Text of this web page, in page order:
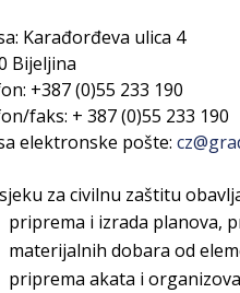
Obavještenje o zabrani
Obavještenje za
Karađorđeva ulica 4
Bijeljina
+387 (0)55 233 190
faks: + 387 (0)55 233 190
elektronske pošte:
za civilnu zaštitu
priprema i izrada planova,
materijalnih dobara od
priprema akata i